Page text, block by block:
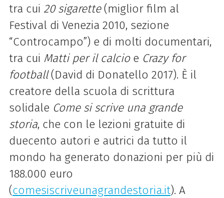
tra cui 20 sigarette(miglior film al
Festival di Venezia 2010, sezione
“Controcampo”) e di molti documentari,
tra cui Matti per il calcioe Crazy for
football(David di Donatello 2017). È il
creatore della scuola di scrittura
solidale Come si scrive una grande
storia, che con le lezioni gratuite di
duecento autori e autrici da tutto il
mondo ha generato donazioni per più di
188.000 euro
(comesiscriveunagrandestoria.it). A